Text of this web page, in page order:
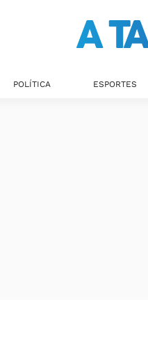
POLÍTICA ESPORTES